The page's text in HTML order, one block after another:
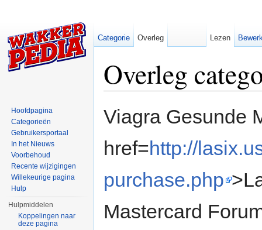
Overleg
Viagra Gesunde
href=http://
purchase.php
Mastercard
Categorie Overleg Lezen
Hoofdpagina
Categorieën
Gebruikersportaal
In het Nieuws
Voorbehoud
Recente wijzigingen
Willekeurige pagina
Hulp
Hulpmiddelen
Koppelingen naar
deze pagina